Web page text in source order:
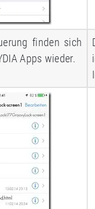
finden sich
Apps wieder.